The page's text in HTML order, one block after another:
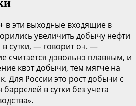
в эти выходные входящие в
увеличить добычу нефти
в сутки, — говорит он. —
считается довольно плавным, и
квот добычи, тем мягче на
Для России это рост добычи с
в сутки без учета